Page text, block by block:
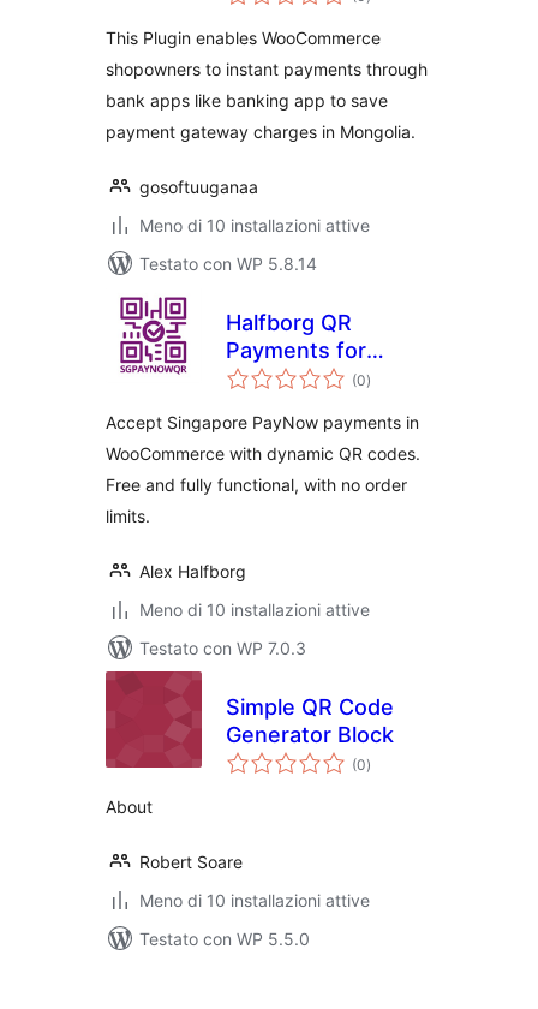
This Plugin enables WooCommerce
shopowners to instant payments through
bank apps like banking app to save
payment gateway charges in Mongolia.
gosoftuuganaa
Meno di 10 installazioni attive
Testato con WP 5.8.14
Halfborg QR
Payments for
PayNow for (0valutazioni
totali
)
Accept Singapore PayNow payments in
WooCommerce with dynamic QR codes.
Free and fully functional, with no order
limits.
Alex Halfborg
Meno di 10 installazioni attive
Testato con WP 7.0.3
Simple QR Code
Generator Block
(0valutazioni
totali
)
About
Robert Soare
Meno di 10 installazioni attive
Testato con WP 5.5.0